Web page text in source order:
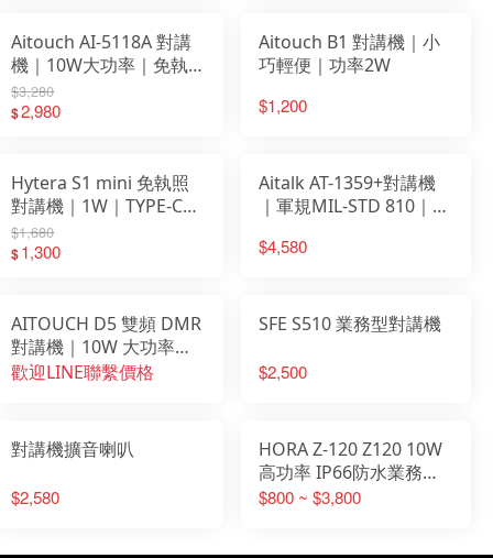
Aitouch AI-5118A 對講
機｜10W大功率｜免執
照耐用
$3,280
$2,980
Aitouch B1 對講機｜小
巧輕便｜功率2W
$1,200
Hytera S1 mini 免執照
對講機｜1W｜TYPE-C｜
支援APP寫頻｜超小台對
講機
$1,680
$1,300
Aitalk AT-1359+對講機
｜軍規MIL-STD 810｜
$4,580
AITOUCH D5 雙頻 DMR
對講機｜10W 大功率・
AI 降噪・IP67 防塵防水
歡迎LINE聯繫價格
SFE S510 業務型對講機
$2,500
對講機擴音喇叭
$2,580
HORA Z-120 Z120 10W
高功率 IP66防水業務型
對講機
$800 ~ $3,800